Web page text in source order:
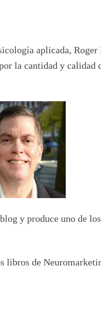
aplicada,
la cantidad y calidad
y produce uno de
libros de